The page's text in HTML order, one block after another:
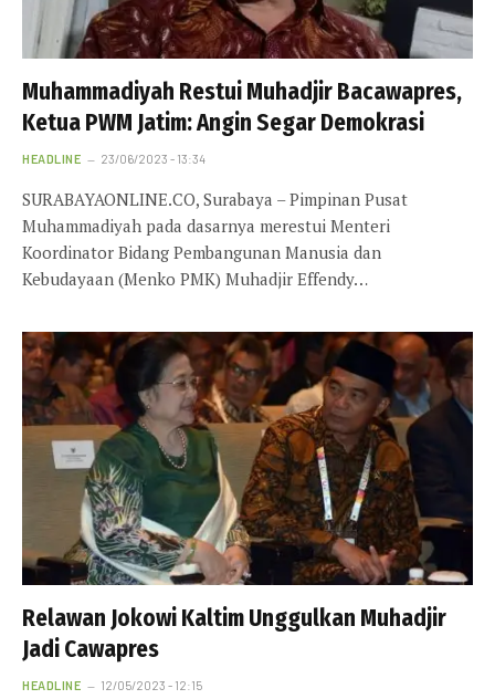
Muhammadiyah Restui Muhadjir Bacawapres,
Ketua PWM Jatim: Angin Segar Demokrasi
HEADLINE 23/06/2023 - 13:34
SURABAYAONLINE.CO, Surabaya – Pimpinan Pusat
Muhammadiyah pada dasarnya merestui Menteri
Koordinator Bidang Pembangunan Manusia dan
Kebudayaan (Menko PMK) Muhadjir Effendy…
Relawan Jokowi Kaltim Unggulkan Muhadjir
Jadi Cawapres
HEADLINE 12/05/2023 - 12:15